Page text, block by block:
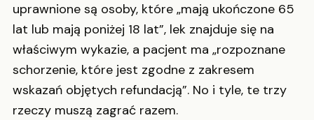
uprawnione są osoby, które „mają ukończone 65
lat lub mają poniżej 18 lat”, lek znajduje się na
właściwym wykazie, a pacjent ma „rozpoznane
schorzenie, które jest zgodne z zakresem
wskazań objętych refundacją”. No i tyle, te trzy
rzeczy muszą zagrać razem.